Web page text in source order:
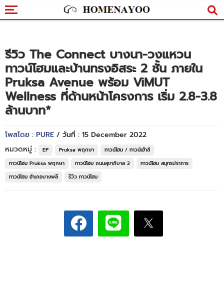
รีวิว The Connect บางนา-วงแหวน
ทาวน์โฮมและบ้านทรงอิสระ 2 ชั้น ภายใน
Pruksa Avenue พร้อม ViMUT
Wellness ที่ด้านหน้าโครงการ เริ่ม 2.8-3.8
ล้านบาท*
โพสโดย : PURE / วันที่ : 15 December 2022
หมวดหมู่ :
EP Pruksa พฤกษา
ทาวน์โฮม / ทาวน์เฮ้าส์
ทาวน์โฮม Pruksa พฤกษา
ทาวน์โฮม ถนนสุขาภิบาล 2
ทาวน์โฮม สมุทรปราการ
ทาวน์โฮม อำเภอบางพลี
รีวิว ทาวน์โฮม